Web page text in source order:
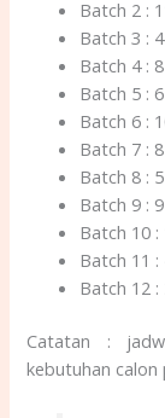
Batch 2 :
Batch 3 :
Batch 4 :
Batch 5 :
Batch 6 :
Batch 7 :
Batch 8 :
Batch 9 :
Batch 10
Batch 11
Batch 12
Catatan :
kebutuhan